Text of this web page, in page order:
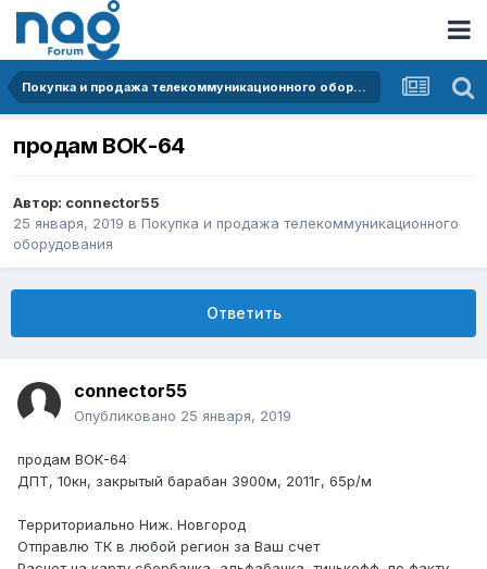
Покупка и продажа телекоммуникационного оборудования
продам ВОК-64
Автор: connector55
25 января, 2019 в Покупка и продажа телекоммуникационного
оборудования
Ответить
connector55
Опубликовано 25 января, 2019
продам ВОК-64
ДПТ, 10кн, закрытый барабан 3900м, 2011г, 65р/м
Территориально Ниж. Новгород
Отправлю ТК в любой регион за Ваш счет